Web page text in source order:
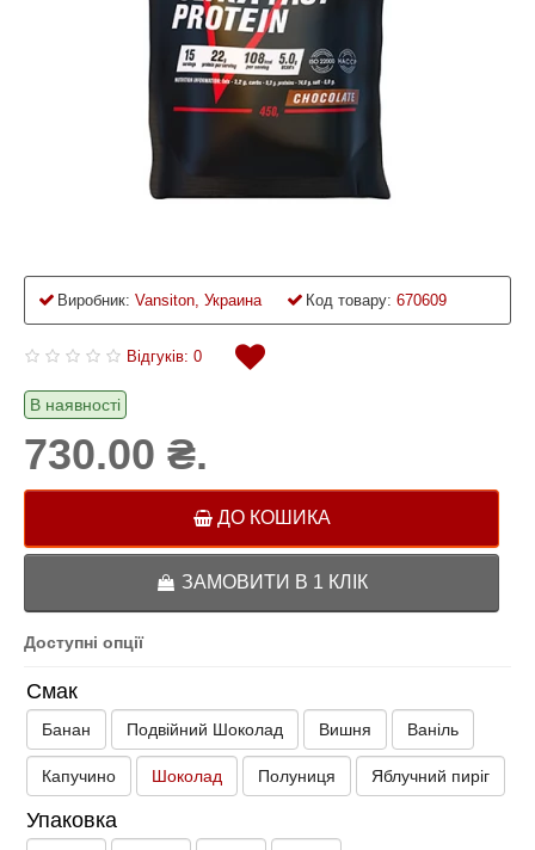
Виробник: Vansiton, Украина Код товару: 670609
Відгуків: 0
В наявності
730.00 ₴.
ДО КОШИКА
ЗАМОВИТИ В 1 КЛІК
Доступні опції
Смак
Банан Подвійний Шоколад Вишня Ваніль
Капучино Шоколад Полуниця Яблучний пиріг
Упаковка